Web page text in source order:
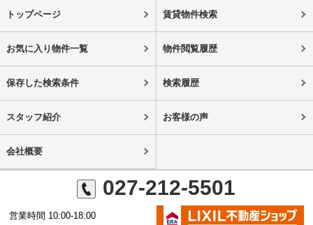
トップページ 賃貸物件検索
お気に入り物件一覧 物件閲覧履歴
保存した検索条件 検索履歴
スタッフ紹介 お客様の声
会社概要
027-212-5501
営業時間 10:00-18:00